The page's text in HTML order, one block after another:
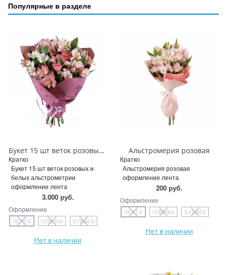
Популярные в разделе
Букет 15 шт веток розовых и белых альстрометрии
Кратко
Букет 15 шт веток розовых и
белых альстрометрии
оформление лента
3.000 руб.
Оформление
ЛЕНТА ПЛЕНКА БУМАГА
Нет в наличии
Альстромерия розовая
Кратко
Альстромерия розовая
оформление лента
200 руб.
Оформление
ЛЕНТА ПЛЕНКА БУМАГА
Нет в наличии